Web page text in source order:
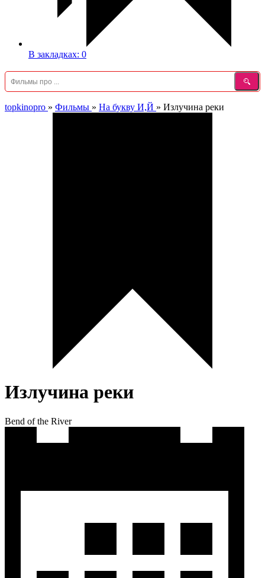
В закладках: 0
topkinopro » Фильмы » На букву И,Й » Излучина реки
Излучина реки
Bend of the River